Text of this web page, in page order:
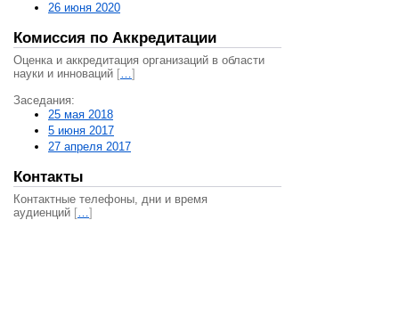
26 июня 2020
Комиссия по Аккредитации
Оценка и аккредитация организаций в области
науки и инноваций […]
Заседания:
25 мая 2018
5 июня 2017
27 апреля 2017
Контакты
Контактные телефоны, дни и время
аудиенций […]